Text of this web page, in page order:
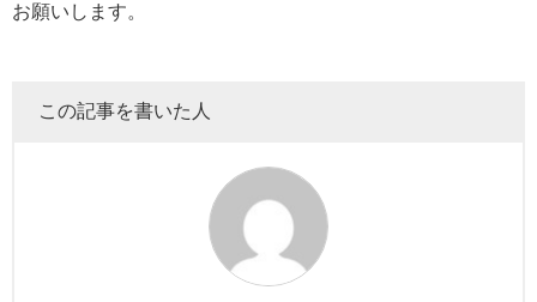
お願いします。
この記事を書いた人